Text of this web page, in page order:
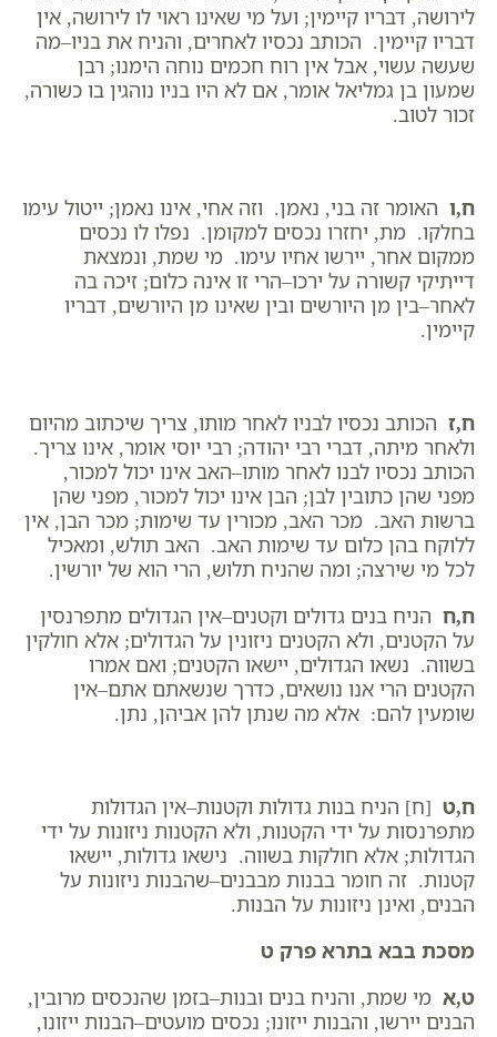
לירושה, דבריו קיימין; ועל מי שאינו ראוי לו לירושה, אין
דבריו קיימין. הכותב נכסיו לאחרים, והניח את בניו–מה
שעשה עשוי, אבל אין רוח חכמים נוחה הימנו; רבן
שמעון בן גמליאל אומר, אם לא היו בניו נוהגין בו כשורה,
זכור לטוב.
ח,ו האומר זה בני, נאמן. וזה אחי, אינו נאמן; ייטול עימו
בחלקו. מת, יחזרו נכסים למקומן. נפלו לו נכסים
ממקום אחר, יירשו אחיו עימו. מי שמת, ונמצאת
דייתיקי קשורה על ירכו–הרי זו אינה כלום; זיכה בה
לאחר–בין מן היורשים ובין שאינו מן היורשים, דבריו
קיימין.
ח,ז הכותב נכסיו לבניו לאחר מותו, צריך שיכתוב מהיום
ולאחר מיתה, דברי רבי יהודה; רבי יוסי אומר, אינו צריך.
הכותב נכסיו לבנו לאחר מותו–האב אינו יכול למכור,
מפני שהן כתובין לבן; הבן אינו יכול למכור, מפני שהן
ברשות האב. מכר האב, מכורין עד שימות; מכר הבן, אין
ללוקח בהן כלום עד שימות האב. האב תולש, ומאכיל
לכל מי שירצה; ומה שהניח תלוש, הרי הוא של יורשין.
ח,ח הניח בנים גדולים וקטנים–אין הגדולים מתפרנסין
על הקטנים, ולא הקטנים ניזונין על הגדולים; אלא חולקין
בשווה. נשאו הגדולים, יישאו הקטנים; ואם אמרו
הקטנים הרי אנו נושאים, כדרך שנשאתם אתם–אין
שומעין להם: אלא מה שנתן להן אביהן, נתן.
ח,ט [ח] הניח בנות גדולות וקטנות–אין הגדולות
מתפרנסות על ידי הקטנות, ולא הקטנות ניזונות על ידי
הגדולות; אלא חולקות בשווה. נישאו גדולות, יישאו
קטנות. זה חומר בבנות מבבנים–שהבנות ניזונות על
הבנים, ואינן ניזונות על הבנות.
מסכת בבא בתרא פרק ט
ט,א מי שמת, והניח בנים ובנות–בזמן שהנכסים מרובין,
הבנים יירשו, והבנות ייזונו; נכסים מועטים–הבנות ייזונו,